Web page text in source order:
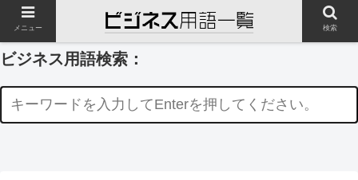
ビジネス用語検索：
メニュー 検索